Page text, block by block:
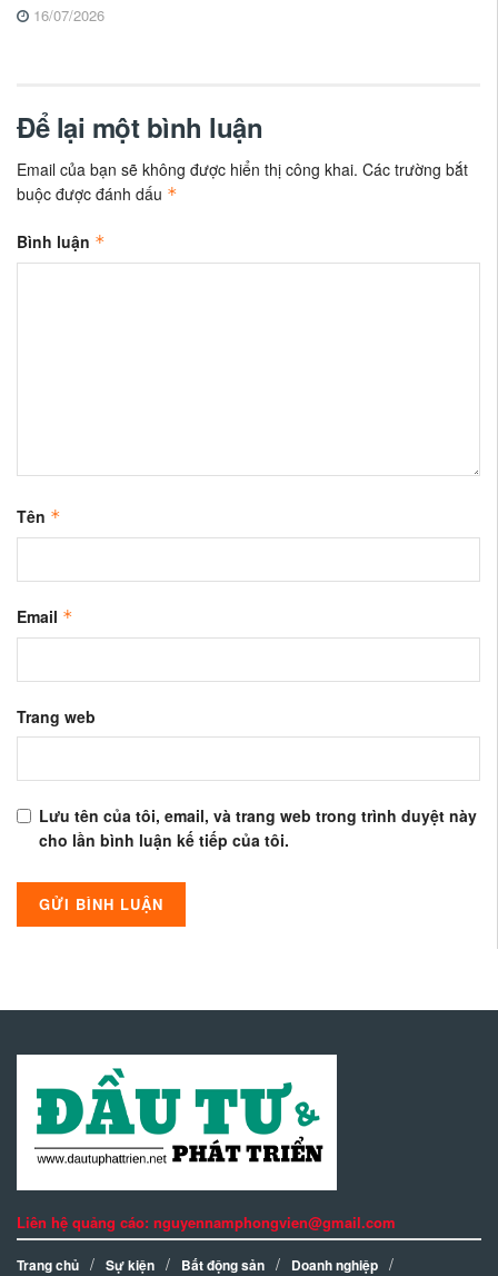
16/07/2026
Để lại một bình luận
Email của bạn sẽ không được hiển thị công khai. Các trường bắt
buộc được đánh dấu *
Bình luận *
Tên *
Email *
Trang web
Lưu tên của tôi, email, và trang web trong trình duyệt này
cho lần bình luận kế tiếp của tôi.
Liên hệ quảng cáo: nguyennamphongvien@gmail.com
Trang chủ Sự kiện Bất động sản Doanh nghiệp